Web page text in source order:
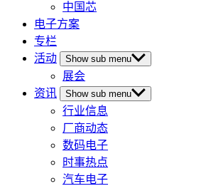
中国芯
电子方案
专栏
活动
Show sub menu
展会
资讯
Show sub menu
行业信息
厂商动态
数码电子
时事热点
汽车电子